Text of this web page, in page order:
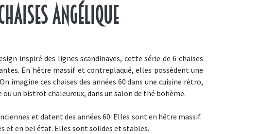
Angélique
inspiré des lignes scandinaves, cette série de 6 chaises
En hêtre massif et contreplaqué, elles possèdent une
imagine ces chaises des années 60 dans une cuisine rétro,
ou un bistrot chaleureux, dans un salon de thé bohème.
et datent des années 60. Elles sont en hêtre massif.
et en bel état. Elles sont solides et stables.